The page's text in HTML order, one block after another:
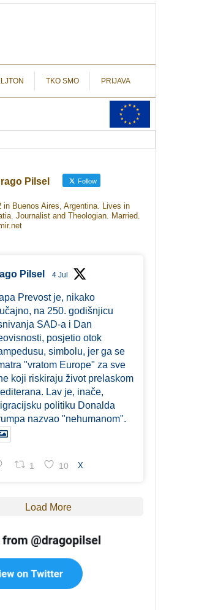
TKO SMO PRIJAVA
Pilsel Follow
in Buenos Aires, Argentina. Lives in
Journalist and Theologian. Married.
Pilsel 4 Jul
Prevost je, nikako
na 250. godišnjicu
SAD-a i Dan
posjetio otok
simbolu, jer ga se
"vratom Europe" za sve
koji riskiraju život prelaskom
Lav je, inače,
politiku Donalda
nazvao "nehumanom".
1 10 X
Load More